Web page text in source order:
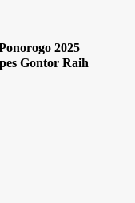
2025
Gontor Raih